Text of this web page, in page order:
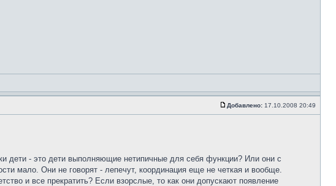
Добавлено: 17.10.2008 20:49
дети - это дети выполняющие нетипичные для себя функции? Или они с
мало. Они не говорят - лепечут, координация еще не четкая и вообще.
и все прекратить? Если взорслые, то как они допускают появление